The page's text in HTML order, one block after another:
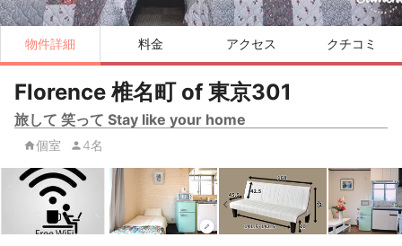
物件詳細 料金 アクセス クチコミ
Florence 椎名町 of 東京301
旅して 笑って Stay like your home
個室 4名